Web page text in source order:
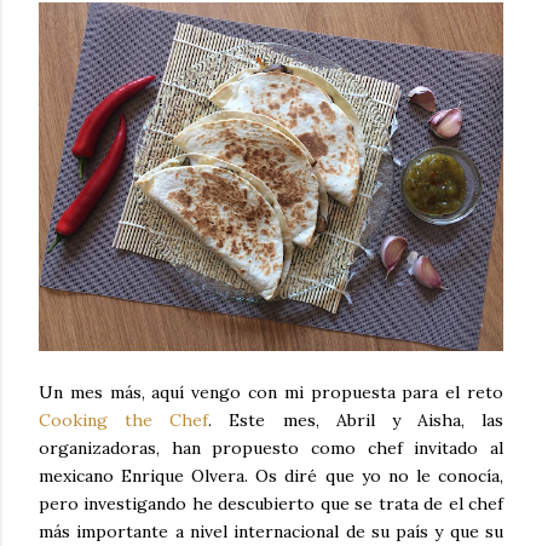
Un mes más, aquí vengo con mi propuesta para el reto
Cooking the Chef. Este mes, Abril y Aisha, las
organizadoras, han propuesto como chef invitado al
mexicano Enrique Olvera. Os diré que yo no le conocía,
pero investigando he descubierto que se trata de el chef
más importante a nivel internacional de su país y que su